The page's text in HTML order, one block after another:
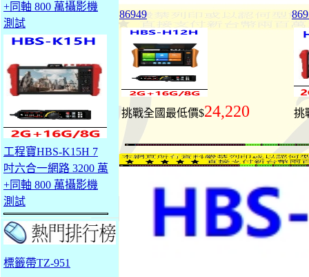
+同軸 800 萬攝影機
測試
工程寶HBS-K15H 7
吋六合一網路 3200 萬
+同軸 800 萬攝影機
測試
標籤帶TZ-951
86949
挑戰全國最低價$24,220 挑